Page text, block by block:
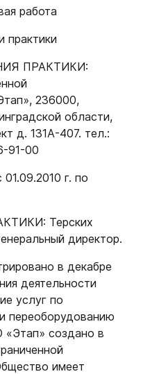
работа
практики
ПРАКТИКИ:
236000,
области,
д. 131А-407. тел.:
91-00
г. по
Терских
директор.
в декабре
деятельности
услуг по
переоборудованию
«Этап» создано в
имеет